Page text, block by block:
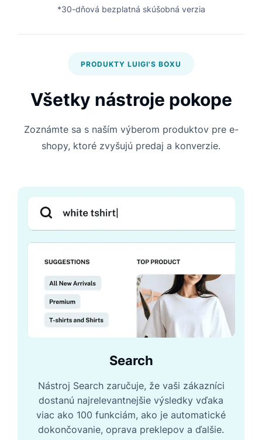
*30-dňová bezplatná skúšobná verzia
PRODUKTY LUIGI'S BOXU
Všetky nástroje pokope
Zoznámte sa s naším výberom produktov pre e-
shopy, ktoré zvyšujú predaj a konverzie.
Search
Nástroj Search zaručuje, že vaši zákazníci
dostanú najrelevantnejšie výsledky vďaka
viac ako 100 funkciám, ako je automatické
dokončovanie, oprava preklepov a ďalšie.